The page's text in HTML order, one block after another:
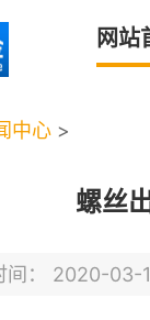
网站
中心 >
螺丝
间： 2020-03-